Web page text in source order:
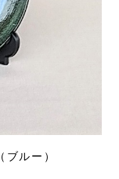
ルー）